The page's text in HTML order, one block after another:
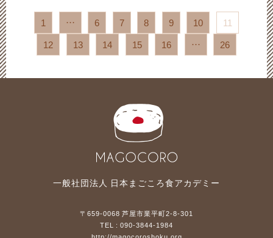
1 … 6 7 8 9 10
11
12
13 14 15 16 … 26
一般社団法人 日本まごころ食アカデミー
〒659-0068 芦屋市業平町2-8-301
TEL : 090-3844-1984